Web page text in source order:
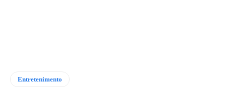
Entretenimento